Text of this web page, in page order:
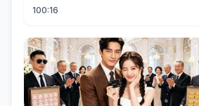
een boerenmeisje hem uiteindelijk
100:16